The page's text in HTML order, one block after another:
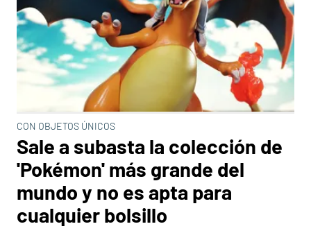
CON OBJETOS ÚNICOS
Sale a subasta la colección de
'Pokémon' más grande del
mundo y no es apta para
cualquier bolsillo